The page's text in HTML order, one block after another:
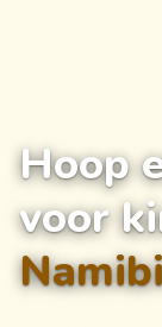
Hoop
voor